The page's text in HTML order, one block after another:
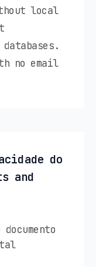
local
no email
do
and